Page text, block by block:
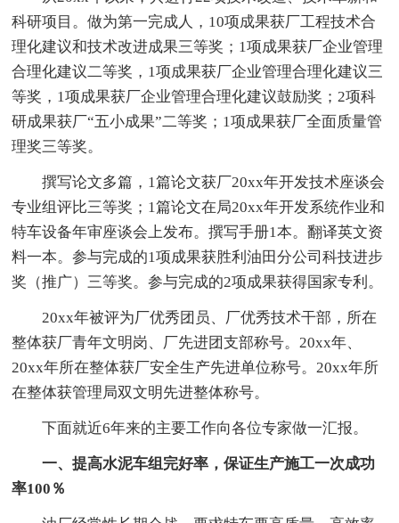
科研项目。做为第一完成人，10项成果获厂工程技术合
理化建议和技术改进成果三等奖；1项成果获厂企业管理
合理化建议二等奖，1项成果获厂企业管理合理化建议三
等奖，1项成果获厂企业管理合理化建议鼓励奖；2项科
研成果获厂“五小成果”二等奖；1项成果获厂全面质量管
理奖三等奖。
撰写论文多篇，1篇论文获厂20xx年开发技术座谈会
专业组评比三等奖；1篇论文在局20xx年开发系统作业和
特车设备年审座谈会上发布。撰写手册1本。翻译英文资
料一本。参与完成的1项成果获胜利油田分公司科技进步
奖（推广）三等奖。参与完成的2项成果获得国家专利。
20xx年被评为厂优秀团员、厂优秀技术干部，所在
整体获厂青年文明岗、厂先进团支部称号。20xx年、
20xx年所在整体获厂安全生产先进单位称号。20xx年所
在整体获管理局双文明先进整体称号。
下面就近6年来的主要工作向各位专家做一汇报。
一、提高水泥车组完好率，保证生产施工一次成功
率100％